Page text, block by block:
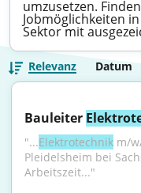
umzusetzen.
Jobmöglichkeiten
Sektor mit
Relevanz Datum
Bauleiter
"...Elektrotechnik m/
Pleidelsheim bei
Arbeitszeit..."